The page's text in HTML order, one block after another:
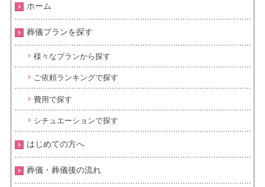
ホーム
葬儀プランを探す
様々なプランから探す
ご依頼ランキングで探す
費用で探す
シチュエーションで探す
はじめての方へ
葬儀・葬儀後の流れ